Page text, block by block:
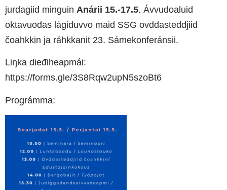
jurdagiid minguin Anárii 15.-17.5. Ávvudoaluid
oktavuođas lágiduvvo maid SSG ovddasteddjiid
čoahkkin ja ráhkkanit 23. Sámekonferánsii.
Liŋka dieđiheapmái:
https://forms.gle/3S8Rqw2upN5szoBt6
Prográmma: